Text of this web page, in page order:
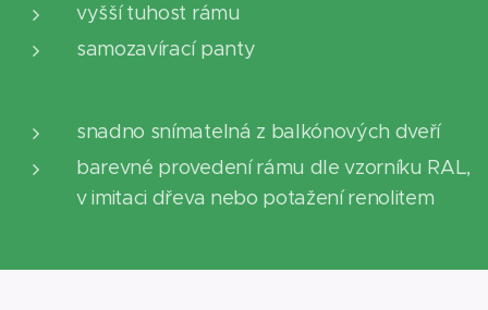
vyšší tuhost rámu
samozavírací panty
snadno snímatelná z balkónových dveří
barevné provedení rámu dle vzorníku RAL,
v imitaci dřeva nebo potažení renolitem